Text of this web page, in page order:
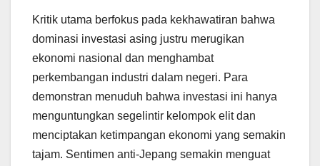
Kritik utama berfokus pada kekhawatiran bahwa
dominasi investasi asing justru merugikan
ekonomi nasional dan menghambat
perkembangan industri dalam negeri. Para
demonstran menuduh bahwa investasi ini hanya
menguntungkan segelintir kelompok elit dan
menciptakan ketimpangan ekonomi yang semakin
tajam. Sentimen anti-Jepang semakin menguat